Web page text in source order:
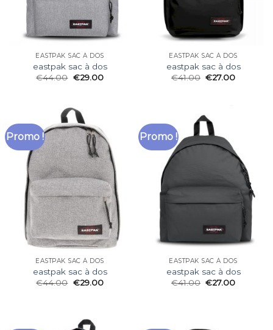
EASTPAK SAC À DOS
eastpak sac à dos
€44.00 €29.00
EASTPAK SAC À DOS
eastpak sac à dos
€41.00 €27.00
Promo !
EASTPAK SAC À DOS
eastpak sac à dos
€44.00 €29.00
Promo !
EASTPAK SAC À DOS
eastpak sac à dos
€41.00 €27.00